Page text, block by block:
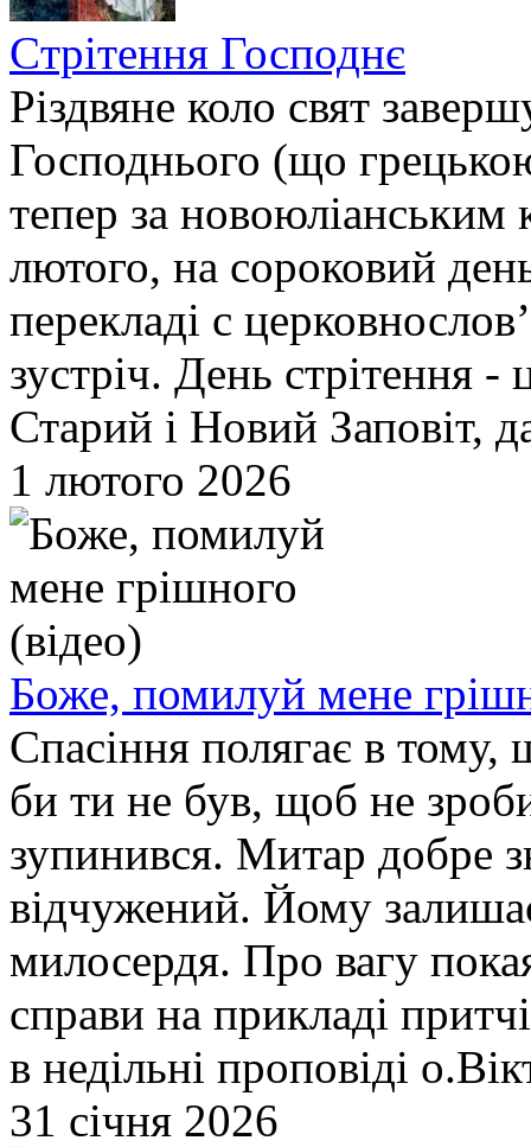
Cтрітення Господнє
Різдвяне коло свят
Господнього (що
тепер за новоюліанським
лютого, на сороковий
перекладі с
зустріч. День стрітення -
Старий і Новий Заповіт,
1 лютого 2026
Боже, помилуй мене
Спасіння полягає в тому,
би ти не був, щоб не
зупинився. Митар добре
відчужений. Йому
милосердя. Про вагу
справи на прикладі
в недільні проповіді
31 січня 2026